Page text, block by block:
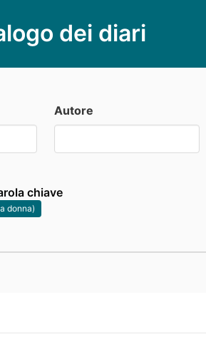
dei diari
Autore
chiave
donna)